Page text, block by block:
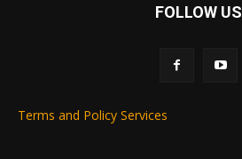
FOLLOW US
Terms and Policy Services